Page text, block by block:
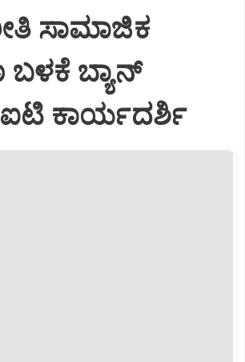
ಸಾಮಾಜಿಕ
ಬಳಕೆ ಬ್ಯಾನ್‌
ಐಟಿ ಕಾರ್ಯದರ್ಶಿ